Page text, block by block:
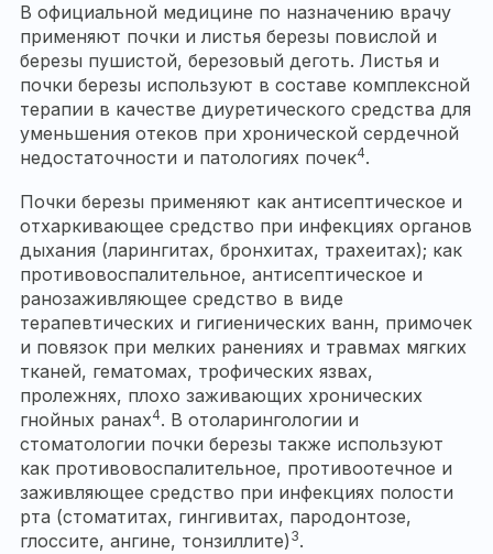
В официальной медицине по назначению врачу
применяют почки и листья березы повислой и
березы пушистой, березовый деготь. Листья и
почки березы используют в составе комплексной
терапии в качестве диуретического средства для
уменьшения отеков при хронической сердечной
недостаточности и патологиях почек4.
Почки березы применяют как антисептическое и
отхаркивающее средство при инфекциях органов
дыхания (ларингитах, бронхитах, трахеитах); как
противовоспалительное, антисептическое и
ранозаживляющее средство в виде
терапевтических и гигиенических ванн, примочек
и повязок при мелких ранениях и травмах мягких
тканей, гематомах, трофических язвах,
пролежнях, плохо заживающих хронических
гнойных ранах4. В отоларингологии и
стоматологии почки березы также используют
как противовоспалительное, противоотечное и
заживляющее средство при инфекциях полости
рта (стоматитах, гингивитах, пародонтозе,
глоссите, ангине, тонзиллите) 3.